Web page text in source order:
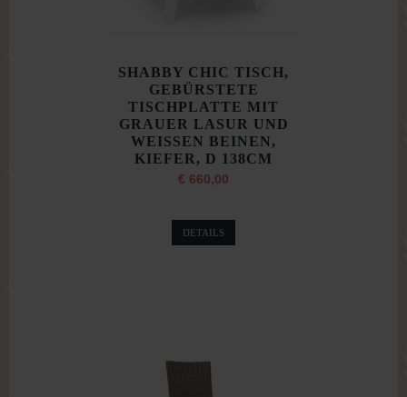
SHABBY CHIC TISCH,
GEBÜRSTETE
TISCHPLATTE MIT
GRAUER LASUR UND
WEISSEN BEINEN,
KIEFER, D 138CM
€ 660,00
DETAILS